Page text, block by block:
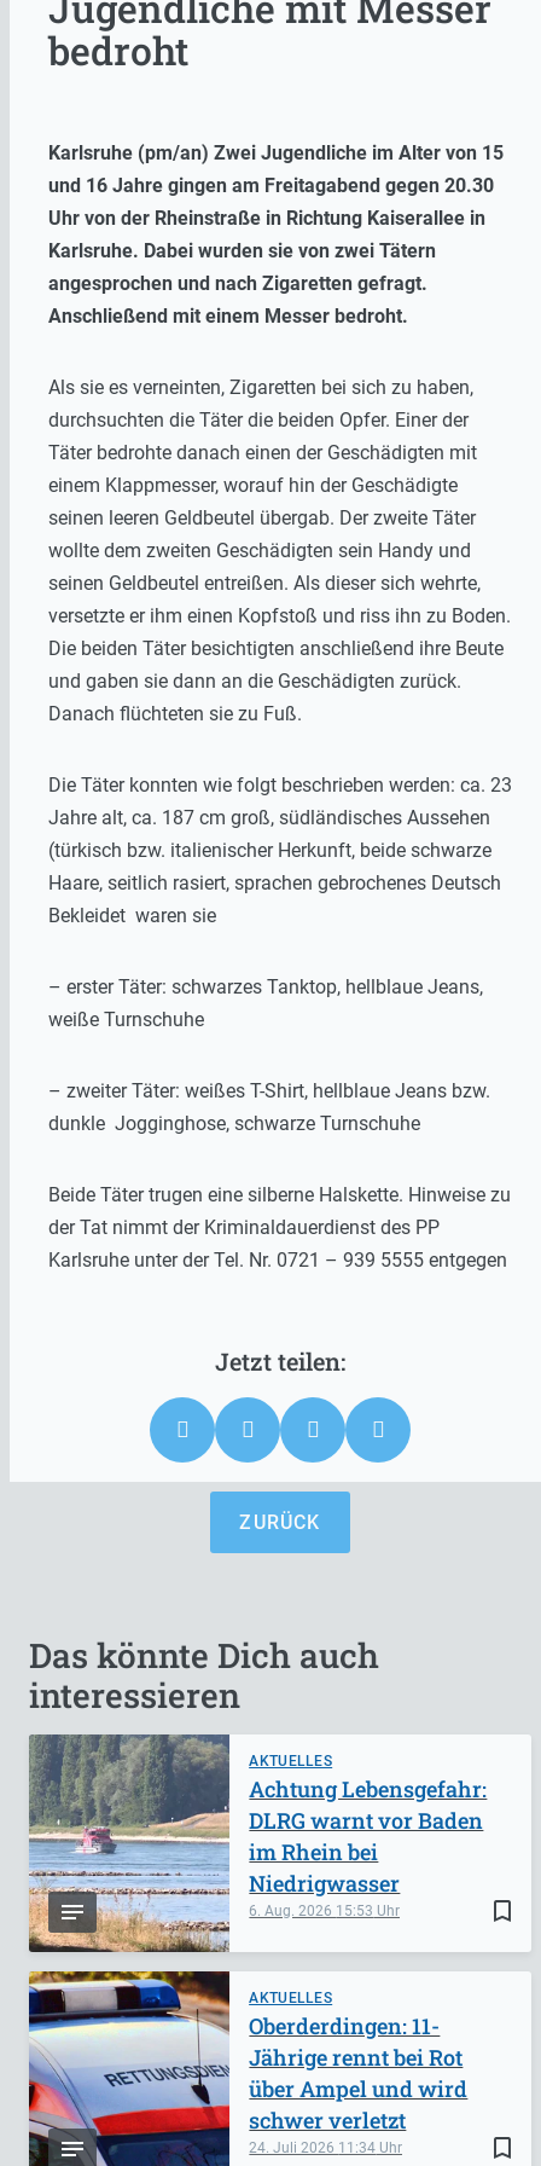
bedroht
Karlsruhe (pm/an) Zwei Jugendliche im Alter von 15
und 16 Jahre gingen am Freitagabend gegen 20.30
Uhr von der Rheinstraße in Richtung Kaiserallee in
Karlsruhe. Dabei wurden sie von zwei Tätern
angesprochen und nach Zigaretten gefragt.
Anschließend mit einem Messer bedroht.
Als sie es verneinten, Zigaretten bei sich zu haben,
durchsuchten die Täter die beiden Opfer. Einer der
Täter bedrohte danach einen der Geschädigten mit
einem Klappmesser, worauf hin der Geschädigte
seinen leeren Geldbeutel übergab. Der zweite Täter
wollte dem zweiten Geschädigten sein Handy und
seinen Geldbeutel entreißen. Als dieser sich wehrte,
versetzte er ihm einen Kopfstoß und riss ihn zu Boden.
Die beiden Täter besichtigten anschließend ihre Beute
und gaben sie dann an die Geschädigten zurück.
Danach flüchteten sie zu Fuß.
Die Täter konnten wie folgt beschrieben werden: ca. 23
Jahre alt, ca. 187 cm groß, südländisches Aussehen
(türkisch bzw. italienischer Herkunft, beide schwarze
Haare, seitlich rasiert, sprachen gebrochenes Deutsch
Bekleidet waren sie
– erster Täter: schwarzes Tanktop, hellblaue Jeans,
weiße Turnschuhe
– zweiter Täter: weißes T-Shirt, hellblaue Jeans bzw.
dunkle Jogginghose, schwarze Turnschuhe
Beide Täter trugen eine silberne Halskette. Hinweise zu
der Tat nimmt der Kriminaldauerdienst des PP
Karlsruhe unter der Tel. Nr. 0721 – 939 5555 entgegen
ZURÜCK
Das könnte Dich auch
interessieren
AKTUELLES
bookmark_border
6. Aug. 2026 15:53
Achtung Lebensgefahr:
DLRG warnt vor Baden
im Rhein bei
Niedrigwasser
AKTUELLES
bookmark_border
24. Juli 2026 11:34
Oberderdingen: 11-
Jährige rennt bei Rot
über Ampel und wird
schwer verletzt